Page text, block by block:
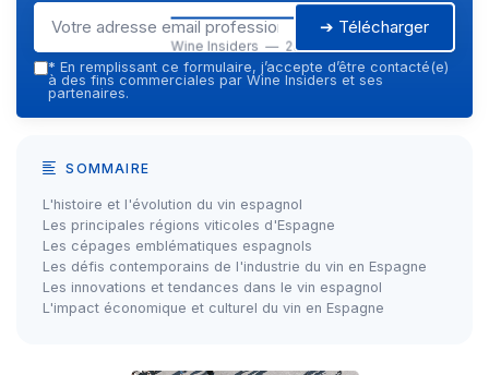
Wine Insiders — 2026
➔ Télécharger
* En remplissant ce formulaire, j’accepte d’être contacté(e)
à des fins commerciales par Wine Insiders et ses
partenaires.
SOMMAIRE
L'histoire et l'évolution du vin espagnol
Les principales régions viticoles d'Espagne
Les cépages emblématiques espagnols
Les défis contemporains de l'industrie du vin en Espagne
Les innovations et tendances dans le vin espagnol
L'impact économique et culturel du vin en Espagne